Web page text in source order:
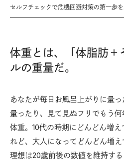
セルフチェックで危機回避対策の第一歩を
体重とは、「体脂肪＋
ルの重量だ。
あなたが毎日お風呂上がりに量
量ったり、見て見ぬフリでもう
体重。10代の時期にどんどん増
れど、大人になってどんどん増え
理想は20歳前後の数値を維持する